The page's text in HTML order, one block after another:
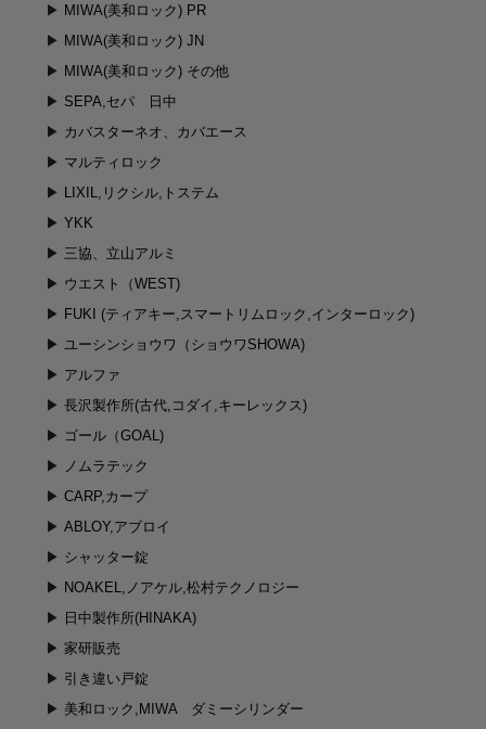
MIWA(美和ロック) PR
MIWA(美和ロック) JN
MIWA(美和ロック) その他
SEPA,セパ 日中
カバスターネオ、カバエース
マルティロック
LIXIL,リクシル,トステム
YKK
三協、立山アルミ
ウエスト（WEST)
FUKI (ティアキー,スマートリムロック,インターロック)
ユーシンショウワ（ショウワSHOWA)
アルファ
長沢製作所(古代,コダイ,キーレックス)
ゴール（GOAL)
ノムラテック
CARP,カープ
ABLOY,アブロイ
シャッター錠
NOAKEL,ノアケル,松村テクノロジー
日中製作所(HINAKA)
家研販売
引き違い戸錠
美和ロック,MIWA ダミーシリンダー